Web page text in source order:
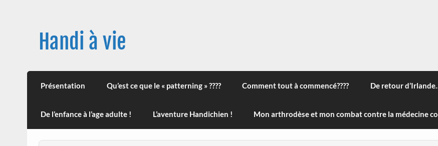
Handi à vie
Une image positive du handicap, en France et à travers le monde, des nouveautés technologiques ,
leur impact sur la santé (mon histoire est dans le menu) ! Bonne visite
Présentation Qu’est ce que le « patterning » ???? Comment tout à commencé???? De retour
De l’enfance à l’age adulte ! L’aventure Handichien ! Mon arthrodèse et mon combat contre la médecine